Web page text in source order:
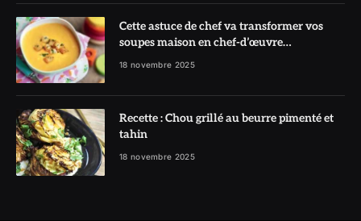
Cette astuce de chef va transformer vos
soupes maison en chef-d’œuvre
réconfortant
18 novembre 2025
Recette : Chou grillé au beurre pimenté et
tahin
18 novembre 2025